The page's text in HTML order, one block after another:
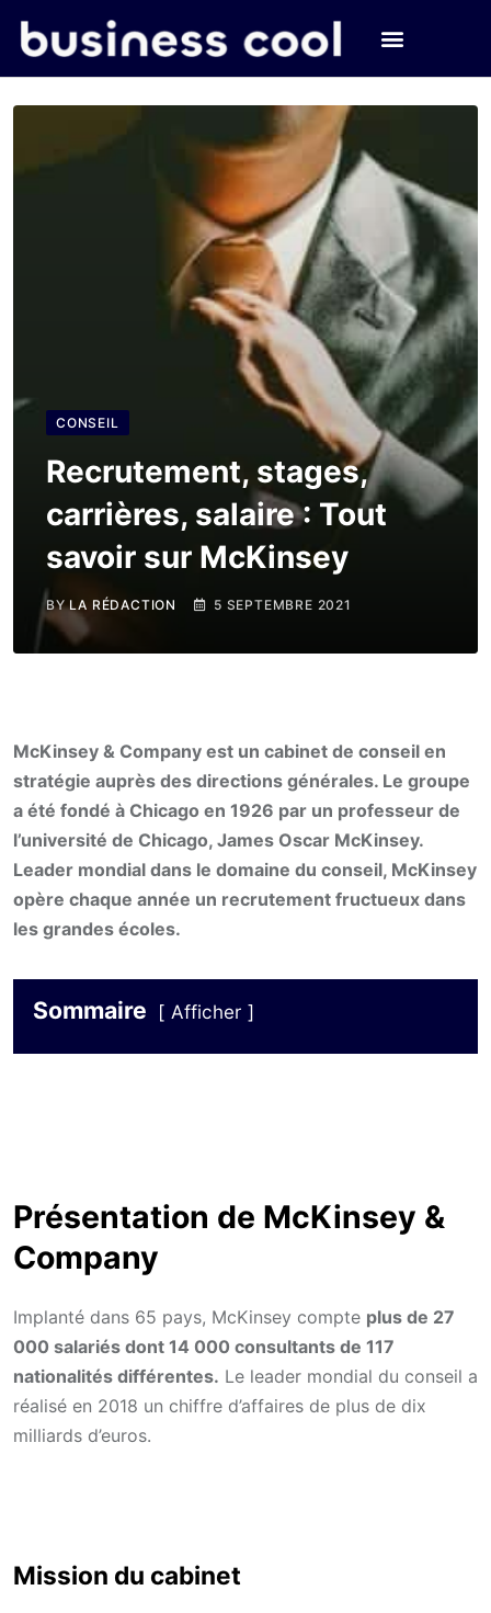
CONSEIL
Recrutement, stages,
carrières, salaire : Tout
savoir sur McKinsey
BYLA RÉDACTION 5 SEPTEMBRE 2021
McKinsey & Company est un cabinet de conseil en
stratégie auprès des directions générales. Le groupe
a été fondé à Chicago en 1926 par un professeur de
l’université de Chicago, James Oscar McKinsey.
Leader mondial dans le domaine du conseil, McKinsey
opère chaque année un recrutement fructueux dans
les grandes écoles.
Sommaire Afficher
Présentation de McKinsey &
Company
Implanté dans 65 pays, McKinsey compte plus de 27
000 salariés dont 14 000 consultants de 117
nationalités différentes. Le leader mondial du conseil a
réalisé en 2018 un chiffre d’affaires de plus de dix
milliards d’euros.
Mission du cabinet